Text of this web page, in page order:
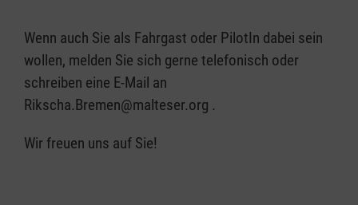
Wenn auch Sie als Fahrgast oder PilotIn dabei sein
wollen, melden Sie sich gerne telefonisch oder
schreiben eine E-Mail an
Rikscha.Bremen@malteser.org .
Wir freuen uns auf Sie!